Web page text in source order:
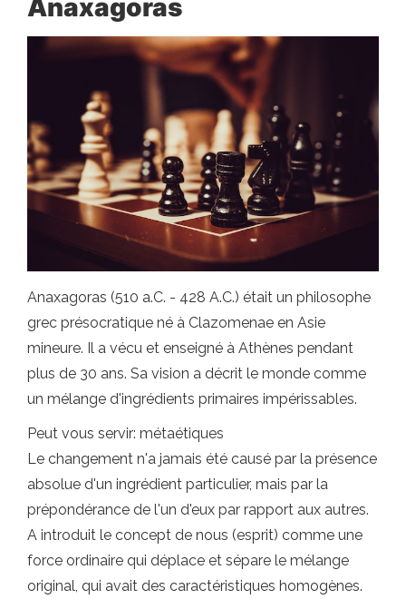
Anaxagoras
Anaxagoras (510 a.C. - 428 A.C.) était un philosophe
grec présocratique né à Clazomenae en Asie
mineure. Il a vécu et enseigné à Athènes pendant
plus de 30 ans. Sa vision a décrit le monde comme
un mélange d'ingrédients primaires impérissables.
Peut vous servir: métaétiques
Le changement n'a jamais été causé par la présence
absolue d'un ingrédient particulier, mais par la
prépondérance de l'un d'eux par rapport aux autres.
A introduit le concept de nous (esprit) comme une
force ordinaire qui déplace et sépare le mélange
original, qui avait des caractéristiques homogènes.